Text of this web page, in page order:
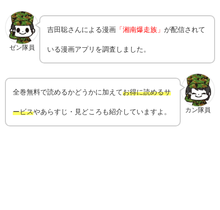
ゼン隊員
吉田聡さんによる漫画 「湘南爆走族」が配信されて
いる漫画アプリを調査しました。
カン隊員
全巻無料で読めるかどうかに加えてお得に読めるサ
ービスやあらすじ・見どころも紹介していますよ。